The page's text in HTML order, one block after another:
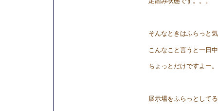
そんなときはふらっと
こんなこと言うと一日
ちょっとだけですよー
展示場をふらっとして